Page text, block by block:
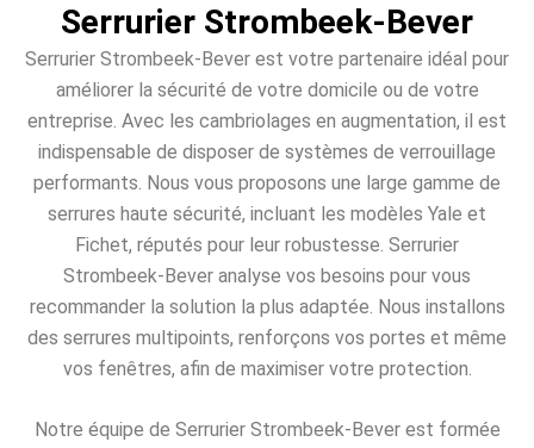
Serrurier Strombeek-Bever
Serrurier Strombeek-Bever est votre partenaire idéal pour
améliorer la sécurité de votre domicile ou de votre
entreprise. Avec les cambriolages en augmentation, il est
indispensable de disposer de systèmes de verrouillage
performants. Nous vous proposons une large gamme de
serrures haute sécurité, incluant les modèles Yale et
Fichet, réputés pour leur robustesse. Serrurier
Strombeek-Bever analyse vos besoins pour vous
recommander la solution la plus adaptée. Nous installons
des serrures multipoints, renforçons vos portes et même
vos fenêtres, afin de maximiser votre protection.
Notre équipe de Serrurier Strombeek-Bever est formée